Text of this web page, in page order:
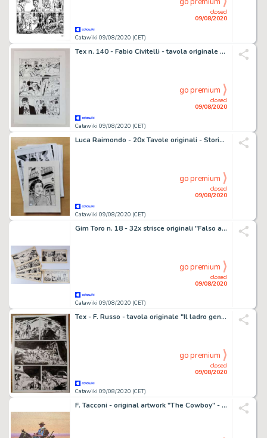
Catawiki 09/08/2020 (CET)
closed
09/08/2020
Tex n. 140 - Fabio Civitelli - tavola originale "Il Segno di Yama" - Firmata - Loose page - (2016)
Catawiki 09/08/2020 (CET)
closed
09/08/2020
go premium
Luca Raimondo - 20x Tavole originali - Storia completa "Assunta Spina" - Loose page
Catawiki 09/08/2020 (CET)
closed
09/08/2020
go premium
Gim Toro n. 18 - 32x strisce originali "Falso allarme" - Storia Completa - Loose page - (1958)
Catawiki 09/08/2020 (CET)
closed
09/08/2020
go premium
Tex - F. Russo - tavola originale "Il ladro gentiluomo" - Loose page
Catawiki 09/08/2020 (CET)
closed
09/08/2020
go premium
F. Tacconi - original artwork "The Cowboy" - Loose page - (1966)